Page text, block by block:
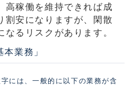
高稼働を維持できれば成
割安になりますが、閑散
なるリスクがあります。
業務」
には、一般的に以下の業務が含